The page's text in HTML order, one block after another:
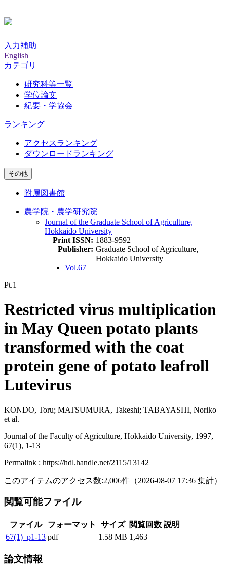
入力補助
English
カテゴリ
研究科等一覧
学位論文
紀要・学協会
ランキング
アクセスランキング
ダウンロードランキング
その他
附属図書館
農学院・農学研究院
Journal of the Graduate School of Agriculture,
Hokkaido University
Print ISSN: 1883-9592
Publisher: Graduate School of Agriculture,
Hokkaido University
Vol.67
Pt.1
Restricted virus multiplication
in May Queen potato plants
transformed with the coat
protein gene of potato leafroll
Lutevirus
KONDO, Toru; MATSUMURA, Takeshi; TABAYASHI, Noriko
et al.
Journal of the Faculty of Agriculture, Hokkaido University, 1997,
67(1), 1-13
Permalink : https://hdl.handle.net/2115/13142
このアイテムのアクセス数:2,006件 （2026-08-07 17:36 集計）
閲覧可能ファイル
ファイル フォーマット サイズ 閲覧回数 説明
67(1)_p1-13 pdf 1.58 MB 1,463
論文情報